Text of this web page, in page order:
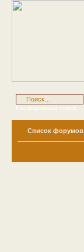
Расширенный поиск
Список форумов